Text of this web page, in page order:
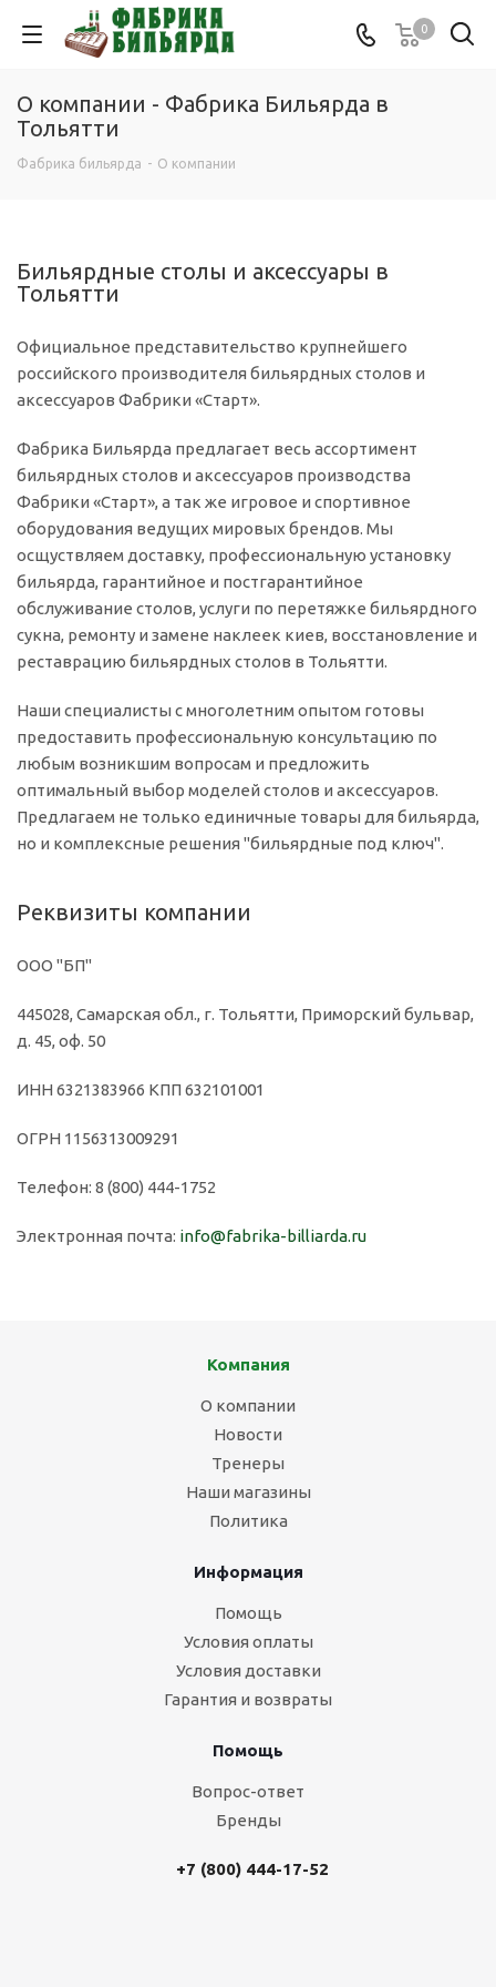
0
О компании - Фабрика Бильярда в
Тольятти
Фабрика бильярда - О компании
Бильярдные столы и аксессуары в
Тольятти
Официальное представительство крупнейшего
российского производителя бильярдных столов и
аксессуаров Фабрики «Старт».
Фабрика Бильярда предлагает весь ассортимент
бильярдных столов и аксессуаров производства
Фабрики «Старт», а так же игровое и спортивное
оборудования ведущих мировых брендов. Мы
осщуствляем доставку, профессиональную установку
бильярда, гарантийное и постгарантийное
обслуживание столов, услуги по перетяжке бильярдного
сукна, ремонту и замене наклеек киев, восстановление и
реставрацию бильярдных столов в Тольятти.
Наши специалисты с многолетним опытом готовы
предоставить профессиональную консультацию по
любым возникшим вопросам и предложить
оптимальный выбор моделей столов и аксессуаров.
Предлагаем не только единичные товары для бильярда,
но и комплексные решения "бильярдные под ключ".
Реквизиты компании
ООО "БП"
445028, Самарская обл., г. Тольятти, Приморский бульвар,
д. 45, оф. 50
ИНН 6321383966 КПП 632101001
ОГРН 1156313009291
Телефон: 8 (800) 444-1752
Электронная почта: info@fabrika-billiarda.ru
Компания
О компании
Новости
Тренеры
Наши магазины
Политика
Информация
Помощь
Условия оплаты
Условия доставки
Гарантия и возвраты
Помощь
Вопрос-ответ
Бренды
+7 (800) 444-17-52